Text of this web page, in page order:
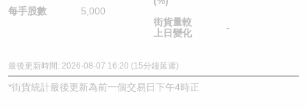
每手股數 5,000
街貨量較
上日變化
-
最後更新時間: 2026-08-07 16:20 (15分鐘延遲)
*街貨統計最後更新為前一個交易日下午4時正